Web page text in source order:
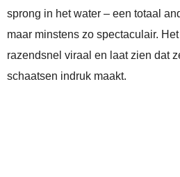
sprong in het water – een totaal
maar minstens zo spectaculair.
razendsnel viraal en laat zien dat
schaatsen indruk maakt.